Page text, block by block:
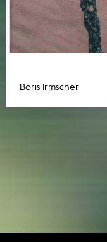
Boris Irmscher